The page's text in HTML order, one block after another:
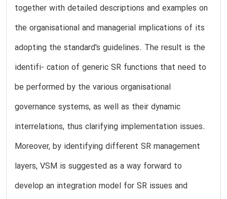
together with detailed descriptions and examples on
the organisational and managerial implications of its
adopting the standard's guidelines. The result is the
identifi- cation of generic SR functions that need to
be performed by the various organisational
governance systems, as well as their dynamic
interrelations, thus clarifying implementation issues.
Moreover, by identifying different SR management
layers, VSM is suggested as a way forward to
develop an integration model for SR issues and